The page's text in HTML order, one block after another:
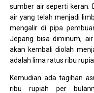
sumber air seperti keran.
air yang telah menjadi
mengalir di pipa
Jepang bisa diminum,
akan kembali diolah
adalah lima ratus ribu
Kemudian ada tagihan
ribu rupiah per